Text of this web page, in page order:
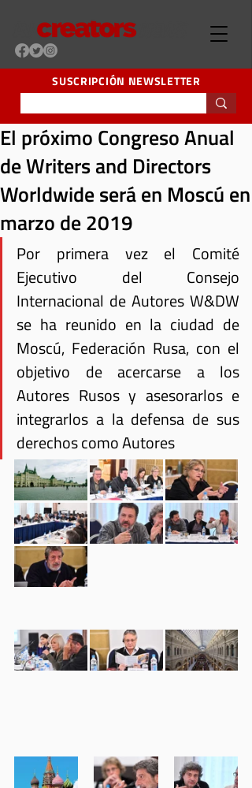
SUSCRIPCIÓN NEWSLETTER
El próximo Congreso Anual
de Writers and Directors
Worldwide será en Moscú en
marzo de 2019
Por primera vez el Comité
Ejecutivo del Consejo
Internacional de Autores W&DW
se ha reunido en la ciudad de
Moscú, Federación Rusa, con el
objetivo de acercarse a los
Autores Rusos y asesorarlos e
integrarlos a la defensa de sus
derechos como Autores